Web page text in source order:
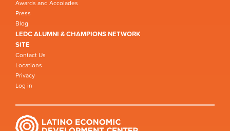
Awards and Accolades
Press
Blog
LEDC ALUMNI & CHAMPIONS NETWORK
SITE
Contact Us
Locations
Privacy
Log in